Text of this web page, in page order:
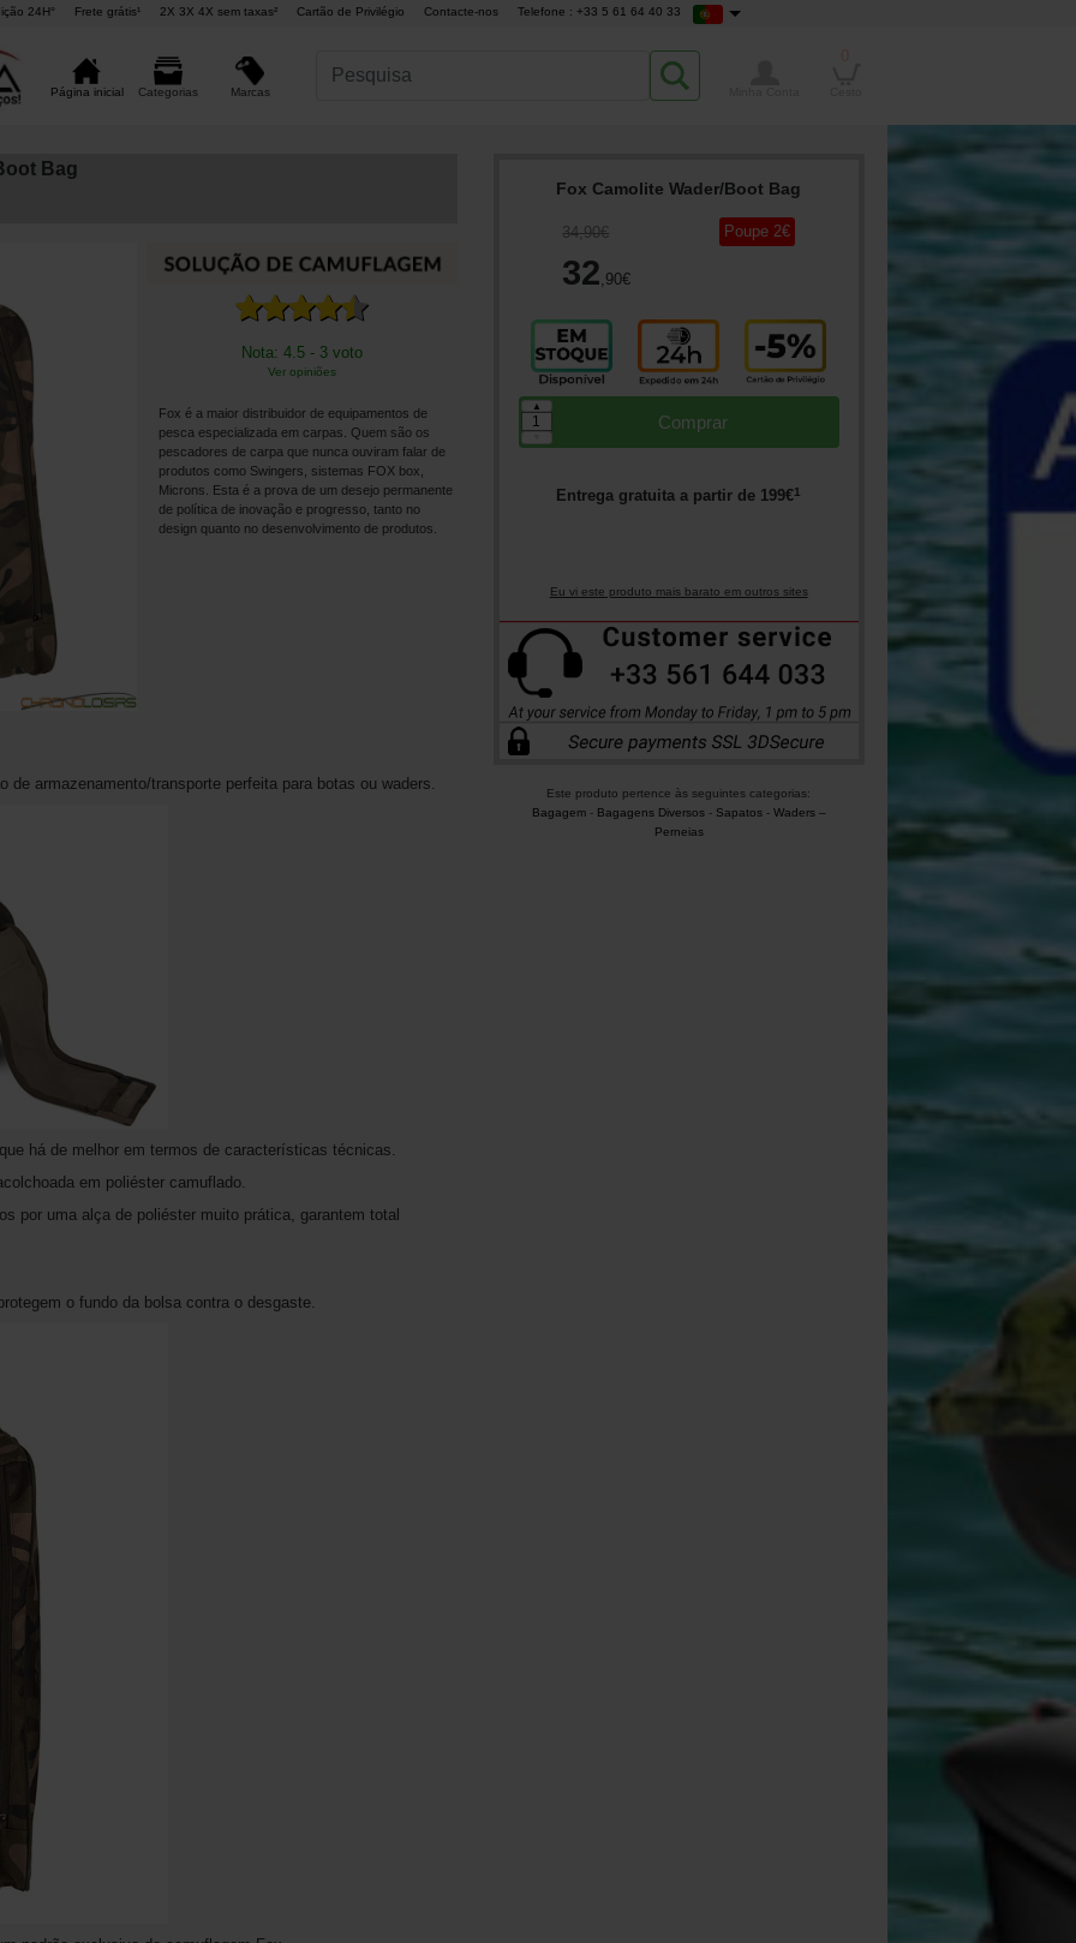
24H° Frete grátis¹ 2X 3X 4X sem taxas² Cartão de Privilégio Contacte-nos Telefone : +33 5 61 64 40 33
Página inicial Categorias Marcas
Bag
Nota: 4.5 - 3 voto
Ver opiniões
Fox é a maior distribuidor de equipamentos de
pesca especializada em carpas. Quem são os
pescadores de carpa que nunca ouviram falar de
produtos como Swingers, sistemas FOX box,
Microns. Esta é a prova de um desejo permanente
de política de inovação e progresso, tanto no
design quanto no desenvolvimento de produtos.
Fox Camolite Wader/Boot Bag
34,90€
32,90€
Poupe 2€
Comprar
▲
Entrega gratuita a partir de 199€1
Eu vi este produto mais barato em outros sites
Este produto pertence às seguintes categorias:
Bagagem- Bagagens Diversos- Sapatos- Waders –
Perneias
armazenamento/transporte perfeita para botas ou waders.
há de melhor em termos de características técnicas.
em poliéster camuflado.
por uma alça de poliéster muito prática, garantem total
o fundo da bolsa contra o desgaste.